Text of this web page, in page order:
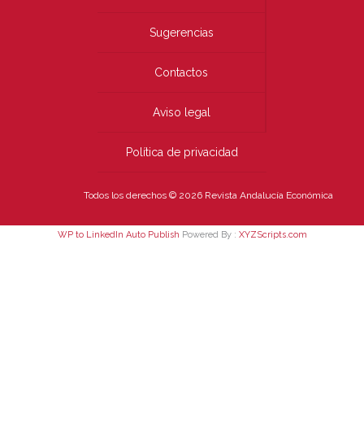
Sugerencias
Contactos
Aviso legal
Política de privacidad
Todos los derechos © 2026 Revista Andalucía Económica
WP to LinkedIn Auto Publish Powered By : XYZScripts.com